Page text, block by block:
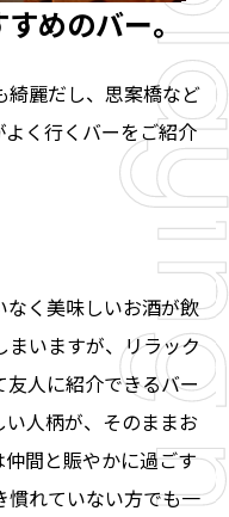
めのバー。
綺麗だし、思案橋など
く行くバーをご紹介
なく美味しいお酒が飲
まいますが、リラック
友人に紹介できるバー
人柄が、そのままお
間と賑やかに過ごす
慣れていない方でも一